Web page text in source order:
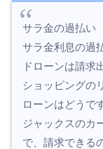
サラ金の過払い
サラ金利息の過
ドローンは請求
ショッピングの
ローンはどうで
ジャックスのカ
で、請求できる